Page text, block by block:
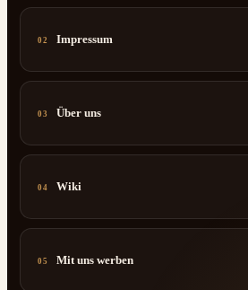
02 Impressum
03 Über uns
04 Wiki
05 Mit uns werben